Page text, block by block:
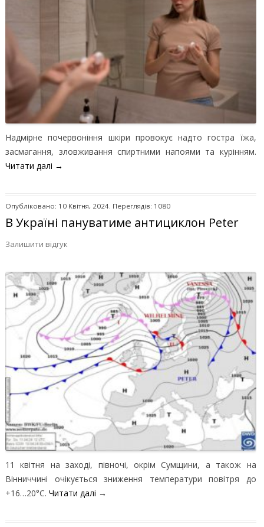
Надмірне почервоніння шкіри провокує надто гостра їжа,
засмагання, зловживання спиртними напоями та курінням.
Читати далі →
Опубліковано: 10 Квітня, 2024. Переглядів: 1080
В Україні пануватиме антициклон Peter
Залишити відгук
11 квітня на заході, півночі, окрім Сумщини, а також на
Вінниччині очікується зниження температури повітря до
+16…20°С. Читати далі →